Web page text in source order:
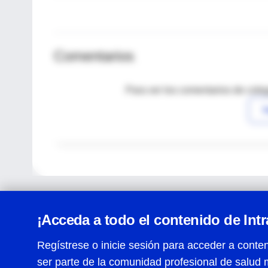
Comentarios
Para ver los comentarios de
¡Acceda a todo el contenido de
Regístrese o inicie sesión para acceder a
ser parte de la comunidad profesional de salud
Centro de Ayuda